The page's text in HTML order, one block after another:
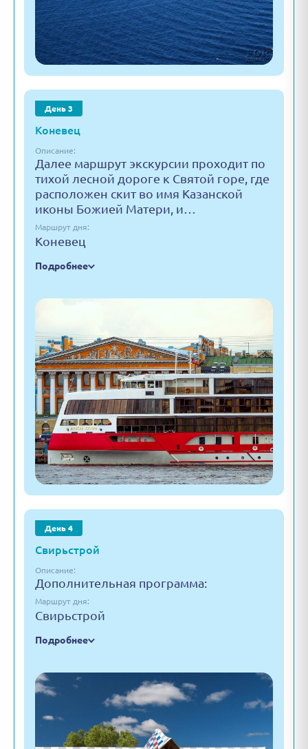
День 3
Коневец
Описание:
Далее маршрут экскурсии проходит по
тихой лесной дороге к Святой горе, где
расположен скит во имя Казанской
иконы Божией Матери, и…
Маршрут дня:
Коневец
Подробнее
День 4
Свирьстрой
Описание:
Дополнительная программа:
Маршрут дня:
Свирьстрой
Подробнее